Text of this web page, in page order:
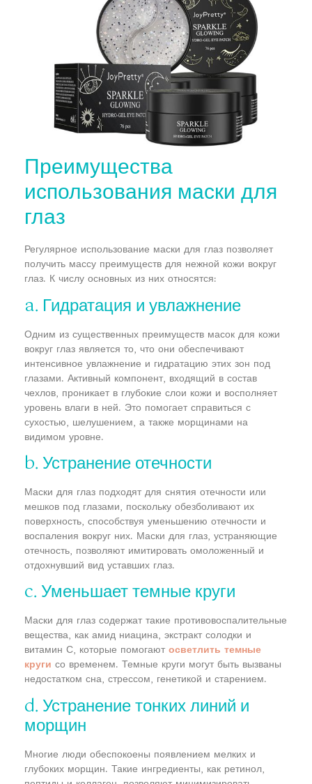
Преимущества
использования маски для
глаз
Регулярное использование маски для глаз позволяет
получить массу преимуществ для нежной кожи вокруг
глаз. К числу основных из них относятся:
a. Гидратация и увлажнение
Одним из существенных преимуществ масок для кожи
вокруг глаз является то, что они обеспечивают
интенсивное увлажнение и гидратацию этих зон под
глазами. Активный компонент, входящий в состав
чехлов, проникает в глубокие слои кожи и восполняет
уровень влаги в ней. Это помогает справиться с
сухостью, шелушением, а также морщинами на
видимом уровне.
b. Устранение отечности
Маски для глаз подходят для снятия отечности или
мешков под глазами, поскольку обезболивают их
поверхность, способствуя уменьшению отечности и
воспаления вокруг них. Маски для глаз, устраняющие
отечность, позволяют имитировать омоложенный и
отдохнувший вид уставших глаз.
c. Уменьшает темные круги
Маски для глаз содержат такие противовоспалительные
вещества, как амид ниацина, экстракт солодки и
витамин С, которые помогают осветлить темные
круги со временем. Темные круги могут быть вызваны
недостатком сна, стрессом, генетикой и старением.
d. Устранение тонких линий и
морщин
Многие люди обеспокоены появлением мелких и
глубоких морщин. Такие ингредиенты, как ретинол,